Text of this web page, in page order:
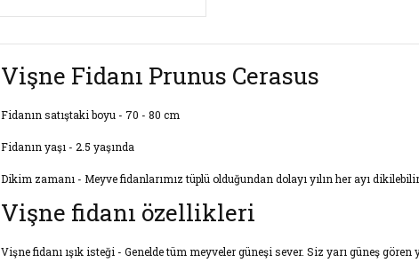
Vişne Fidanı Prunus Cerasus
Fidanın satıştaki boyu - 70 - 80 cm
Fidanın yaşı - 2.5 yaşında
Dikim zamanı - Meyve fidanlarımız tüplü olduğundan dolayı yılın her ayı
Vişne fidanı özellikleri
Vişne fidanı ışık isteği - Genelde tüm meyveler güneşi sever. Siz yarı güneş